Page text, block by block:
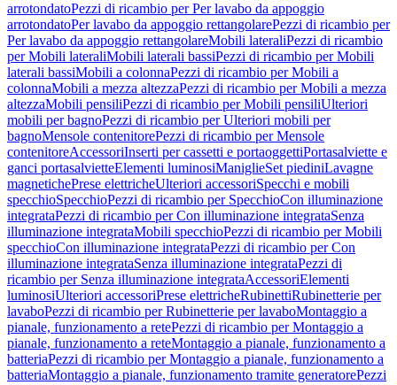
arrotondatoPezzi di ricambio per Per lavabo da appoggio
arrotondatoPer lavabo da appoggio rettangolarePezzi di ricambio per
Per lavabo da appoggio rettangolareMobili lateraliPezzi di ricambio
per Mobili lateraliMobili laterali bassiPezzi di ricambio per Mobili
laterali bassiMobili a colonnaPezzi di ricambio per Mobili a
colonnaMobili a mezza altezzaPezzi di ricambio per Mobili a mezza
altezzaMobili pensiliPezzi di ricambio per Mobili pensiliUlteriori
mobili per bagnoPezzi di ricambio per Ulteriori mobili per
bagnoMensole contenitorePezzi di ricambio per Mensole
contenitoreAccessoriInserti per cassetti e portaoggettiPortasalviette e
ganci portasalvietteElementi luminosiManiglieSet piediniLavagne
magnetichePrese elettricheUlteriori accessoriSpecchi e mobili
specchioSpecchioPezzi di ricambio per SpecchioCon illuminazione
integrataPezzi di ricambio per Con illuminazione integrataSenza
illuminazione integrataMobili specchioPezzi di ricambio per Mobili
specchioCon illuminazione integrataPezzi di ricambio per Con
illuminazione integrataSenza illuminazione integrataPezzi di
ricambio per Senza illuminazione integrataAccessoriElementi
luminosiUlteriori accessoriPrese elettricheRubinettiRubinetterie per
lavaboPezzi di ricambio per Rubinetterie per lavaboMontaggio a
pianale, funzionamento a retePezzi di ricambio per Montaggio a
pianale, funzionamento a reteMontaggio a pianale, funzionamento a
batteriaPezzi di ricambio per Montaggio a pianale, funzionamento a
batteriaMontaggio a pianale, funzionamento tramite generatorePezzi